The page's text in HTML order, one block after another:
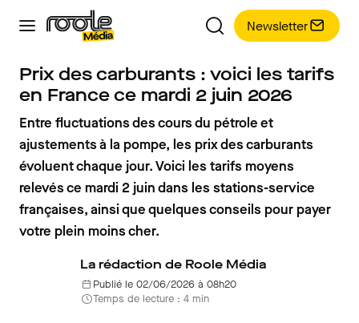
Newsletter
Prix des carburants : voici les tarifs
en France ce mardi 2 juin 2026
Entre fluctuations des cours du pétrole et
ajustements à la pompe, les prix des carburants
évoluent chaque jour. Voici les tarifs moyens
relevés ce mardi 2 juin dans les stations-service
françaises, ainsi que quelques conseils pour payer
votre plein moins cher.
La rédaction de Roole Média
Publié le 02/06/2026 à 08h20
Temps de lecture : 4 min